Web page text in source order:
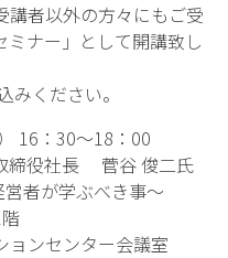
者以外の方々にもご受
ナー」として開講致し
ください。
16：30～18：00
締役社長 菅谷 俊二氏
者が学ぶべき事～
ンセンター会議室